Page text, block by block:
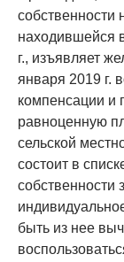
собственности
находившейся
г., изъявляет
января 2019 г.
компенсации и
равноценную
сельской
состоит в
собственности
быть из нее